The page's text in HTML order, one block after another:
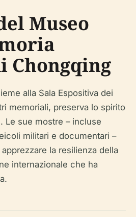
Museo
Chongqing
alla Sala Espositiva dei
memoriali, preserva lo spirito
Le sue mostre – incluse
militari e documentari –
la resilienza della
internazionale che ha